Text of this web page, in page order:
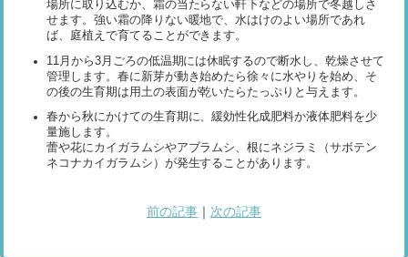
場所に取り込むか、霜の当たらない軒下などの場所で冬越しさ
せます。強い霜の降りない暖地で、水はけのよい場所であれ
ば、庭植えで育てることができます。
11月から3月ごろの低温期には休眠するので断水し、乾燥させて
管理します。春に新芽が動き始めたら徐々に水やりを始め、そ
の後の生育期は用土の表面が乾いたらたっぷりと与えます。
春から秋にかけての生育期に、緩効性化成肥料か液体肥料を少
量施します。
蕾や花にカイガラムシやアブラムシ、根にネジラミ（サボテン
ネコナカイガラムシ）が発生することがあります。
前の記事 次の記事